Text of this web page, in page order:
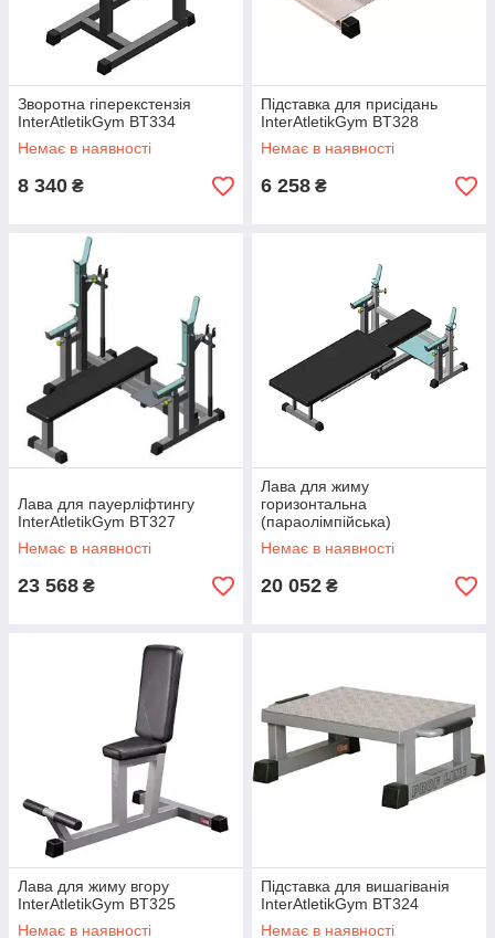
Зворотна гіперекстензія
InterAtletikGym BT334
Немає в наявності
8 340 ₴
Підставка для присідань
InterAtletikGym BT328
Немає в наявності
6 258 ₴
Лава для пауерліфтингу
InterAtletikGym BT327
Немає в наявності
23 568 ₴
Лава для жиму
горизонтальна
(параолімпійська)
InterAtletika BT326
Немає в наявності
20 052 ₴
Лава для жиму вгору
InterAtletikGym BT325
Немає в наявності
Підставка для вишагіванія
InterAtletikGym BT324
Немає в наявності